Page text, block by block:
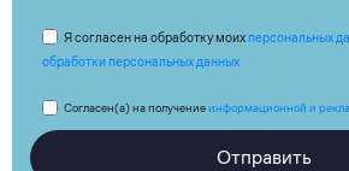
Я согласен на обработку моих персональных
обработки персональных данных
Согласен(а) на получениеинформационной и
Отправить